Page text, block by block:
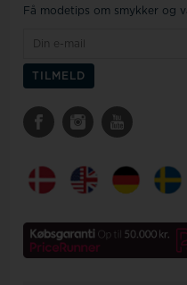
Få modetips om smykker og